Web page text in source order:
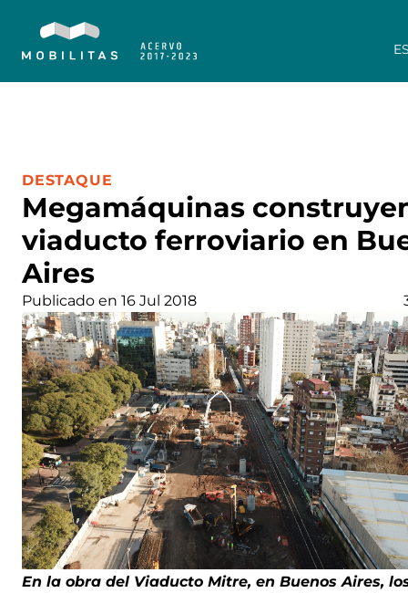
Megamáquinas
viaducto ferroviario en
Aires
CATEGORÍA:
DESTAQUE
Publicado en 16 Jul 2018
En la obra del Viaducto Mitre, en Buenos Aires,